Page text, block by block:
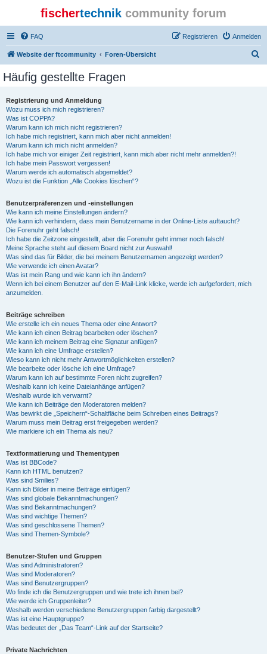
fischertechnik community forum
FAQ Anmelden
Registrieren
Website der ftcommunity Foren-Übersicht
Häufig gestellte Fragen
Registrierung und Anmeldung
Wozu muss ich mich registrieren?
Was ist COPPA?
Warum kann ich mich nicht registrieren?
Ich habe mich registriert, kann mich aber nicht anmelden!
Warum kann ich mich nicht anmelden?
Ich habe mich vor einiger Zeit registriert, kann mich aber nicht mehr anmelden?!
Ich habe mein Passwort vergessen!
Warum werde ich automatisch abgemeldet?
Wozu ist die Funktion „Alle Cookies löschen“?
Benutzerpräferenzen und -einstellungen
Wie kann ich meine Einstellungen ändern?
Wie kann ich verhindern, dass mein Benutzername in der Online-Liste auftaucht?
Die Forenuhr geht falsch!
Ich habe die Zeitzone eingestellt, aber die Forenuhr geht immer noch falsch!
Meine Sprache steht auf diesem Board nicht zur Auswahl!
Was sind das für Bilder, die bei meinem Benutzernamen angezeigt werden?
Wie verwende ich einen Avatar?
Was ist mein Rang und wie kann ich ihn ändern?
Wenn ich bei einem Benutzer auf den E-Mail-Link klicke, werde ich aufgefordert, mich
anzumelden.
Beiträge schreiben
Wie erstelle ich ein neues Thema oder eine Antwort?
Wie kann ich einen Beitrag bearbeiten oder löschen?
Wie kann ich meinem Beitrag eine Signatur anfügen?
Wie kann ich eine Umfrage erstellen?
Wieso kann ich nicht mehr Antwortmöglichkeiten erstellen?
Wie bearbeite oder lösche ich eine Umfrage?
Warum kann ich auf bestimmte Foren nicht zugreifen?
Weshalb kann ich keine Dateianhänge anfügen?
Weshalb wurde ich verwarnt?
Wie kann ich Beiträge den Moderatoren melden?
Was bewirkt die „Speichern“-Schaltfläche beim Schreiben eines Beitrags?
Warum muss mein Beitrag erst freigegeben werden?
Wie markiere ich ein Thema als neu?
Textformatierung und Thementypen
Was ist BBCode?
Kann ich HTML benutzen?
Was sind Smilies?
Kann ich Bilder in meine Beiträge einfügen?
Was sind globale Bekanntmachungen?
Was sind Bekanntmachungen?
Was sind wichtige Themen?
Was sind geschlossene Themen?
Was sind Themen-Symbole?
Benutzer-Stufen und Gruppen
Was sind Administratoren?
Was sind Moderatoren?
Was sind Benutzergruppen?
Wo finde ich die Benutzergruppen und wie trete ich ihnen bei?
Wie werde ich Gruppenleiter?
Weshalb werden verschiedene Benutzergruppen farbig dargestellt?
Was ist eine Hauptgruppe?
Was bedeutet der „Das Team“-Link auf der Startseite?
Private Nachrichten